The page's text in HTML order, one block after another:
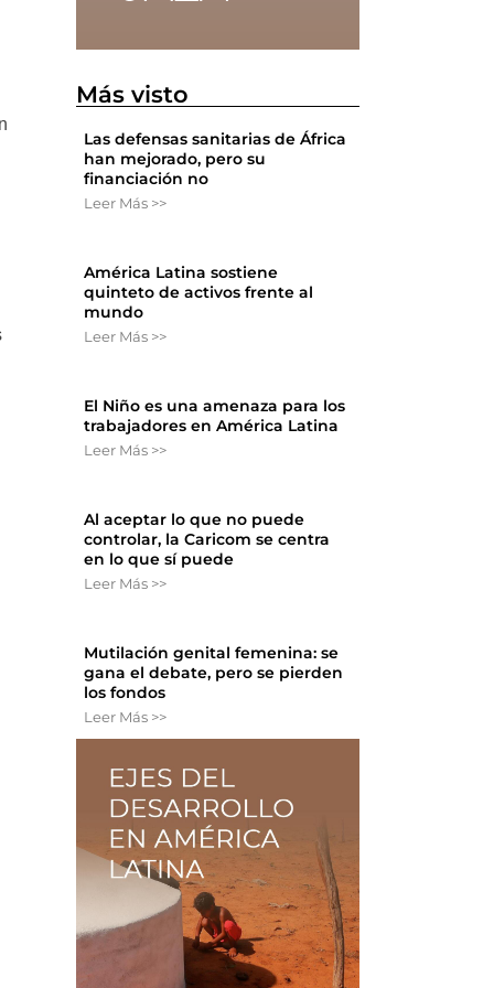
Más visto
Las defensas sanitarias de África
han mejorado, pero su
financiación no
Leer Más >>
América Latina sostiene
quinteto de activos frente al
mundo
Leer Más >>
El Niño es una amenaza para los
trabajadores en América Latina
Leer Más >>
Al aceptar lo que no puede
controlar, la Caricom se centra
en lo que sí puede
Leer Más >>
Mutilación genital femenina: se
gana el debate, pero se pierden
los fondos
Leer Más >>